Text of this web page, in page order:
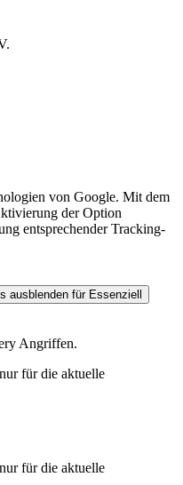
von Google. Mit dem
der Option
entsprechender Tracking-
ausblenden für Essenziell
Angriffen.
für die aktuelle
für die aktuelle